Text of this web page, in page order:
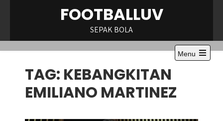
FOOTBALLUV
SEPAK BOLA
Menu
Open
TAG: KEBANGKITAN
EMILIANO MARTINEZ